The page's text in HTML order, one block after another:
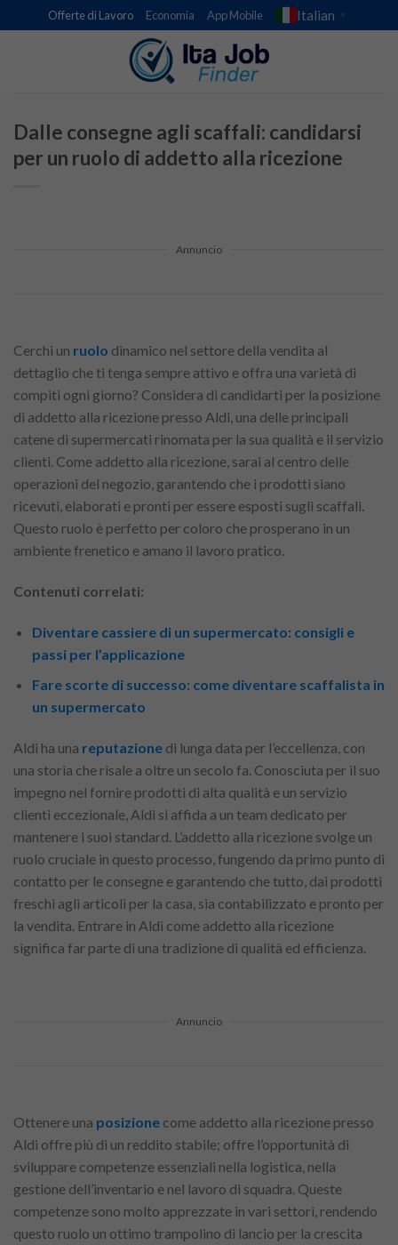
to
Offerte di Lavoro Economia App Mobile Italian ▼
Dalle consegne agli scaffali: candidarsi
per un ruolo di addetto alla ricezione
Annuncio
Cerchi un ruolo dinamico nel settore della vendita al
dettaglio che ti tenga sempre attivo e offra una varietà di
compiti ogni giorno? Considera di candidarti per la posizione
di addetto alla ricezione presso Aldi, una delle principali
catene di supermercati rinomata per la sua qualità e il servizio
clienti. Come addetto alla ricezione, sarai al centro delle
operazioni del negozio, garantendo che i prodotti siano
ricevuti, elaborati e pronti per essere esposti sugli scaffali.
Questo ruolo è perfetto per coloro che prosperano in un
ambiente frenetico e amano il lavoro pratico.
Contenuti correlati:
Diventare cassiere di un supermercato: consigli e
passi per l’applicazione
Fare scorte di successo: come diventare scaffalista in
un supermercato
Aldi ha una reputazione di lunga data per l’eccellenza, con
una storia che risale a oltre un secolo fa. Conosciuta per il suo
impegno nel fornire prodotti di alta qualità e un servizio
clienti eccezionale, Aldi si affida a un team dedicato per
mantenere i suoi standard. L’addetto alla ricezione svolge un
ruolo cruciale in questo processo, fungendo da primo punto di
contatto per le consegne e garantendo che tutto, dai prodotti
freschi agli articoli per la casa, sia contabilizzato e pronto per
la vendita. Entrare in Aldi come addetto alla ricezione
significa far parte di una tradizione di qualità ed efficienza.
Annuncio
Ottenere una posizione come addetto alla ricezione presso
Aldi offre più di un reddito stabile; offre l’opportunità di
sviluppare competenze essenziali nella logistica, nella
gestione dell’inventario e nel lavoro di squadra. Queste
competenze sono molto apprezzate in vari settori, rendendo
questo ruolo un ottimo trampolino di lancio per la crescita